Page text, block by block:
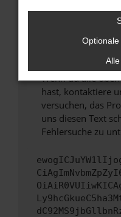
Sicherheitsrisiko,
unterstützt
Wende dich an
Wenn du alle
hast, kontaktiere
versuchen, das
uns diesen Text
Fehlersuche zu